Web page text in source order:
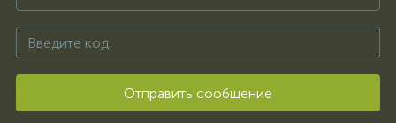
Отправить сообщение